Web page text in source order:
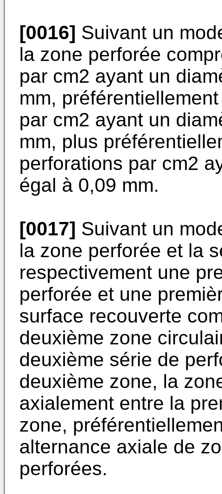
[0016] Suivant un
la zone perforée
par cm2 ayant un
mm,
par cm2 ayant un
mm, plus
perforations par cm2
égal à 0,09 mm.
[0017] Suivant un
la zone perforée et la
respectivement une
perforée et une
surface recouverte
deuxième zone
deuxième série de
deuxième zone, la
axialement entre la
zone,
alternance axiale de
perforées.